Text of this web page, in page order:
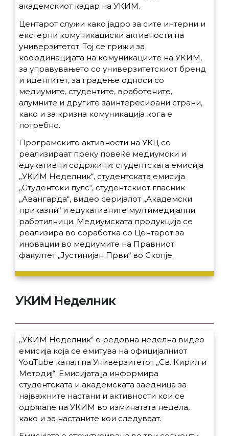
академскиот кадар на УКИМ.
Центарот служи како јадро за сите интерни и
екстерни комуникациски активности на
универзитетот. Тој се грижи за
координацијата на комуникациите на УКИМ,
за управувањето со универзитетскиот бренд
и идентитет, за градење односи со
медиумите, студентите, вработените,
алумните и другите заинтересирани страни,
како и за кризна комуникација кога е
потребно.
Програмските активности на УКЦ се
реализираат преку повеќе медиумски и
едукативни содржини: студентската емисија
„УКИМ Неделник“, студентската емисија
„Студентски пулс“, студентскиот гласник
„Авангарда“, видео серијалот „Академски
приказни“ и едукативните мултимедијални
работилници. Медиумската продукција се
реализира во соработка со Центарот за
иновации во медиумите на Правниот
факултет „Јустинијан Први“ во Скопје.
УКИМ Неделник
„УКИМ Неделник“ е редовна неделна видео
емисија која се емитува на официјалниот
YouTube канал на Универзитетот „Св. Кирил и
Методиј“. Емисијата ја информира
студентската и академската заедница за
најважните настани и активности кои се
одржале на УКИМ во изминатата недела,
како и за настаните кои следуваат.